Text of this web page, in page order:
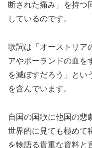
断された痛み」を持つ
しているのです。
歌詞は「オーストリア
アやポーランドの血を
を滅ぼすだろう」とい
を含んでいます。
自国の国歌に他国の悲
世界的に見ても極めて
を物語る貴重な資料と